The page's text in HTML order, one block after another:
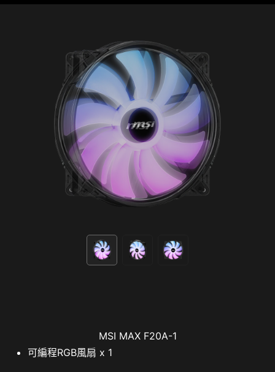
MSI MAX F20A-1
可編程RGB風扇 x 1